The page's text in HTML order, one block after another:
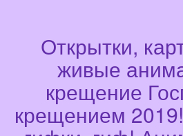
Открытки,
живые
крещение
крещением